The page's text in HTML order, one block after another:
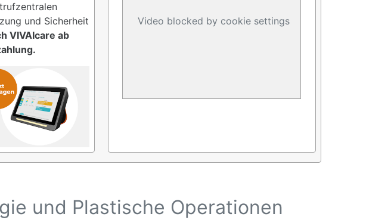
und Sicherheit
VIVAIcare ab
Video blocked by cookie settings
und Plastische Operationen